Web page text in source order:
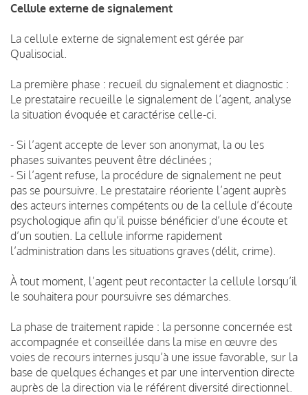
Cellule externe de signalement
La cellule externe de signalement est gérée par
Qualisocial.
La première phase : recueil du signalement et diagnostic :
Le prestataire recueille le signalement de l’agent, analyse
la situation évoquée et caractérise celle-ci.
- Si l’agent accepte de lever son anonymat, la ou les
phases suivantes peuvent être déclinées ;
- Si l’agent refuse, la procédure de signalement ne peut
pas se poursuivre. Le prestataire réoriente l’agent auprès
des acteurs internes compétents ou de la cellule d’écoute
psychologique afin qu’il puisse bénéficier d’une écoute et
d’un soutien. La cellule informe rapidement
l’administration dans les situations graves (délit, crime).
À tout moment, l’agent peut recontacter la cellule lorsqu’il
le souhaitera pour poursuivre ses démarches.
La phase de traitement rapide : la personne concernée est
accompagnée et conseillée dans la mise en œuvre des
voies de recours internes jusqu’à une issue favorable, sur la
base de quelques échanges et par une intervention directe
auprès de la direction via le référent diversité directionnel.